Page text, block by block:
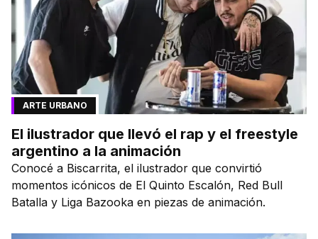
ARTE URBANO
El ilustrador que llevó el rap y el freestyle
argentino a la animación
Conocé a Biscarrita, el ilustrador que convirtió
momentos icónicos de El Quinto Escalón, Red Bull
Batalla y Liga Bazooka en piezas de animación.